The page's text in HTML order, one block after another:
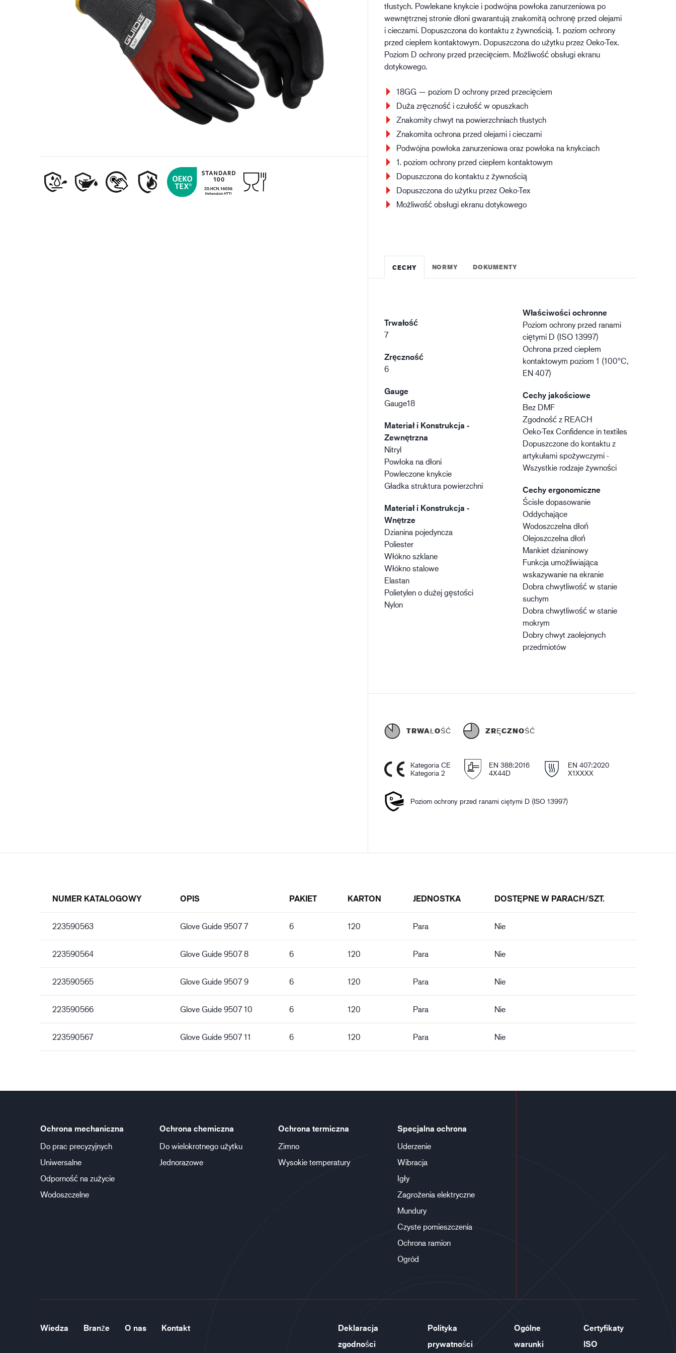
Przemysł naftowo-gazowy Budownictwo Logistyka
tłustych. Powlekane knykcie i podwójna powłoka zanurzeniowa po
wewnętrznej stronie dłoni gwarantują znakomitą ochronę przed olejami
i cieczami. Dopuszczona do kontaktu z żywnością. 1. poziom ochrony
przed ciepłem kontaktowym. Dopuszczona do użytku przez Oeko-Tex.
Poziom D ochrony przed przecięciem. Możliwość obsługi ekranu
dotykowego.
18GG — poziom D ochrony przed przecięciem
Duża zręczność i czułość w opuszkach
Znakomity chwyt na powierzchniach tłustych
Znakomita ochrona przed olejami i cieczami
Podwójna powłoka zanurzeniowa oraz powłoka na knykciach
1. poziom ochrony przed ciepłem kontaktowym
Dopuszczona do kontaktu z żywnością
Dopuszczona do użytku przez Oeko-Tex
Możliwość obsługi ekranu dotykowego
CECHY NORMY DOKUMENTY
Trwałość
7
Zręczność
6
Gauge
Gauge18
Materiał i Konstrukcja -
Zewnętrzna
Nitryl
Powłoka na dłoni
Powleczone knykcie
Gładka struktura powierzchni
Materiał i Konstrukcja -
Wnętrze
Dzianina pojedyncza
Poliester
Włókno szklane
Włókno stalowe
Elastan
Polietylen o dużej gęstości
Nylon
Właściwości ochronne
Poziom ochrony przed ranami
ciętymi D (ISO 13997)
Ochrona przed ciepłem
kontaktowym poziom 1 (100°C,
EN 407)
Cechy jakościowe
Bez DMF
Zgodność z REACH
Oeko-Tex Confidence in textiles
Dopuszczone do kontaktu z
artykułami spożywczymi -
Wszystkie rodzaje żywności
Cechy ergonomiczne
Ścisłe dopasowanie
Oddychające
Wodoszczelna dłoń
Olejoszczelna dłoń
Mankiet dzianinowy
Funkcja umożliwiająca
wskazywanie na ekranie
Dobra chwytliwość w stanie
suchym
Dobra chwytliwość w stanie
mokrym
Dobry chwyt zaolejonych
przedmiotów
TRWAŁOŚĆ ZRĘCZNOŚĆ
Kategoria CE
Kategoria 2
EN 388:2016
4X44D
EN 407:2020
X1XXXX
Poziom ochrony przed ranami ciętymi D (ISO 13997)
NUMER KATALOGOWY OPIS PAKIET KARTON JEDNOSTKA DOSTĘPNE W PARACH/SZT.
223590563 Glove Guide 9507 7 6 120 Para Nie
223590564 Glove Guide 9507 8 6 120 Para Nie
223590565 Glove Guide 9507 9 6 120 Para Nie
223590566 Glove Guide 9507 10 6 120 Para Nie
223590567 Glove Guide 9507 11 6 120 Para Nie
Ochrona mechaniczna
Do prac precyzyjnych
Uniwersalne
Odporność na zużycie
Wodoszczelne
Ochrona chemiczna
Do wielokrotnego użytku
Jednorazowe
Ochrona termiczna
Zimno
Wysokie temperatury
Specjalna ochrona
Uderzenie
Wibracja
Igły
Zagrożenia elektryczne
Mundury
Czyste pomieszczenia
Ochrona ramion
Ogród
Wiedza Branże O nas Kontakt
Deklaracja
zgodności
Polityka
prywatności
Ogólne
warunki
Certyfikaty
ISO